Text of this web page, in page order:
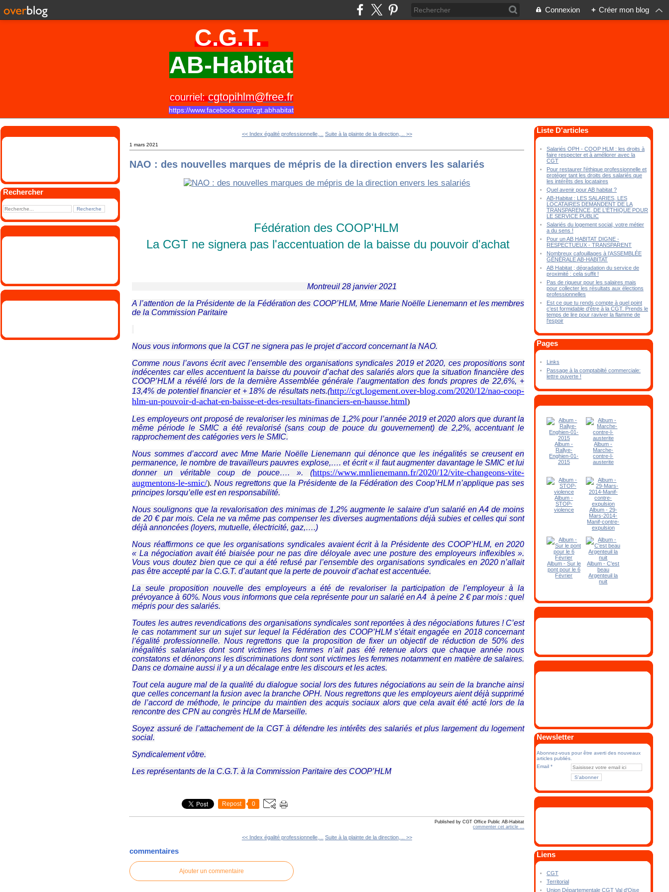
Connexion + Créer mon blog
C.G.T.
AB-Habitat
courriel:cgtopihlm@free.fr
https://www.facebook.com/cgt.abhabitat
Rechercher
<< Index égalité professionnelle,... Suite à la plainte de la direction,... >>
1 mars 2021
NAO : des nouvelles marques de mépris de la direction envers les salariés
Fédération des COOP'HLM
La CGT ne signera pas l'accentuation de la baisse du pouvoir d'achat
Montreuil 28 janvier 2021
A l’attention de la Présidente de la Fédération des COOP’HLM, Mme Marie Noëlle Lienemann et les membres
de la Commission Paritaire
Nous vous informons que la CGT ne signera pas le projet d’accord concernant la NAO.
Comme nous l’avons écrit avec l’ensemble des organisations syndicales 2019 et 2020, ces propositions sont
indécentes car elles accentuent la baisse du pouvoir d’achat des salariés alors que la situation financière des
COOP’HLM a révélé lors de la dernière Assemblée générale l’augmentation des fonds propres de 22,6%, +
13,4% de potentiel financier et + 18% de résultats nets.(http://cgt.logement.over-blog.com/2020/12/nao-coop-
hlm-un-pouvoir-d-achat-en-baisse-et-des-resultats-financiers-en-hausse.html)
Les employeurs ont proposé de revaloriser les minimas de 1,2% pour l’année 2019 et 2020 alors que durant la
même période le SMIC a été revalorisé (sans coup de pouce du gouvernement) de 2,2%, accentuant le
rapprochement des catégories vers le SMIC.
Nous sommes d’accord avec Mme Marie Noëlle Lienemann qui dénonce que les inégalités se creusent en
permanence, le nombre de travailleurs pauvres explose,…. et écrit « il faut augmenter davantage le SMIC et lui
donner un véritable coup de pouce…. ». (https://www.mnlienemann.fr/2020/12/vite-changeons-vite-
augmentons-le-smic/).Nous regrettons que la Présidente de la Fédération des Coop’HLM n’applique pas ses
principes lorsqu’elle est en responsabilité.
Nous soulignons que la revalorisation des minimas de 1,2% augmente le salaire d’un salarié en A4 de moins
de 20 € par mois. Cela ne va même pas compenser les diverses augmentations déjà subies et celles qui sont
déjà annoncées (loyers, mutuelle, électricité, gaz,….)
Nous réaffirmons ce que les organisations syndicales avaient écrit à la Présidente des COOP’HLM, en 2020
« La négociation avait été biaisée pour ne pas dire déloyale avec une posture des employeurs inflexibles ».
Vous vous doutez bien que ce qui a été refusé par l’ensemble des organisations syndicales en 2020 n’allait
pas être accepté par la C.G.T. d’autant que la perte de pouvoir d’achat est accentuée.
La seule proposition nouvelle des employeurs a été de revaloriser la participation de l’employeur à la
prévoyance à 60%. Nous vous informons que cela représente pour un salarié en A4 à peine 2 € par mois : quel
mépris pour des salariés.
Toutes les autres revendications des organisations syndicales sont reportées à des négociations futures ! C’est
le cas notamment sur un sujet sur lequel la Fédération des COOP’HLM s’était engagée en 2018 concernant
l’égalité professionnelle. Nous regrettons que la proposition de fixer un objectif de réduction de 50% des
inégalités salariales dont sont victimes les femmes n’ait pas été retenue alors que chaque année nous
constatons et dénonçons les discriminations dont sont victimes les femmes notamment en matière de salaires.
Dans ce domaine aussi il y a un décalage entre les discours et les actes.
Tout cela augure mal de la qualité du dialogue social lors des futures négociations au sein de la branche ainsi
que celles concernant la fusion avec la branche OPH. Nous regrettons que les employeurs aient déjà supprimé
de l’accord de méthode, le principe du maintien des acquis sociaux alors que cela avait été acté lors de la
rencontre des CPN au congrès HLM de Marseille.
Soyez assuré de l’attachement de la CGT à défendre les intérêts des salariés et plus largement du logement
social.
Syndicalement vôtre.
Les représentants de la C.G.T. à la Commission Paritaire des COOP’HLM
Repost 0
Published by CGT Office Public AB-Habitat
commenter cet article …
<< Index égalité professionnelle,... Suite à la plainte de la direction,... >>
commentaires
Ajouter un commentaire
Liste D'articles
Salariés OPH - COOP HLM : les droits à
faire respecter et à améliorer avec la
CGT
Pour restaurer l'éthique professionnelle et
protéger tant les droits des salariés que
les intérêts des locataires
Quel avenir pour AB habitat ?
AB-Habitat : LES SALARIES, LES
LOCATAIRES DEMANDENT DE LA
TRANSPARENCE, DE L'ÉTHIQUE POUR
LE SERVICE PUBLIC
Salariés du logement social, votre métier
a du sens !
Pour un AB HABITAT DIGNE -
RESPECTUEUX - TRANSPARENT
Nombreux cafouillages à l’ASSEMBLÉE
GÉNÉRALE AB-HABITAT
AB Habitat ; dégradation du service de
proximité : cela suffit !
Pas de rigueur pour les salaires mais
pour collecter les résultats aux élections
professionnelles
Est ce que tu rends compte à quel point
c'est formidable d'être à la CGT. Prends le
temps de lire pour raviver la flamme de
l'espoir
Pages
Links
Passage à la comptabilté commerciale:
lettre ouverte !
Album -
Rallye-
Enghien-01-
2015
Album -
Marche-
contre-l-
austerite
Album -
STOP-
violence
Album - 29-
Mars-2014-
Manif-contre-
expulsion
Album - Sur le
pont pour le 6
Février
Album - C'est
beau
Argenteuil la
nuit
Newsletter
Abonnez-vous pour être averti des nouveaux
articles publiés.
Email
Liens
CGT
Territorial
Union Départementale CGT Val d'Oise